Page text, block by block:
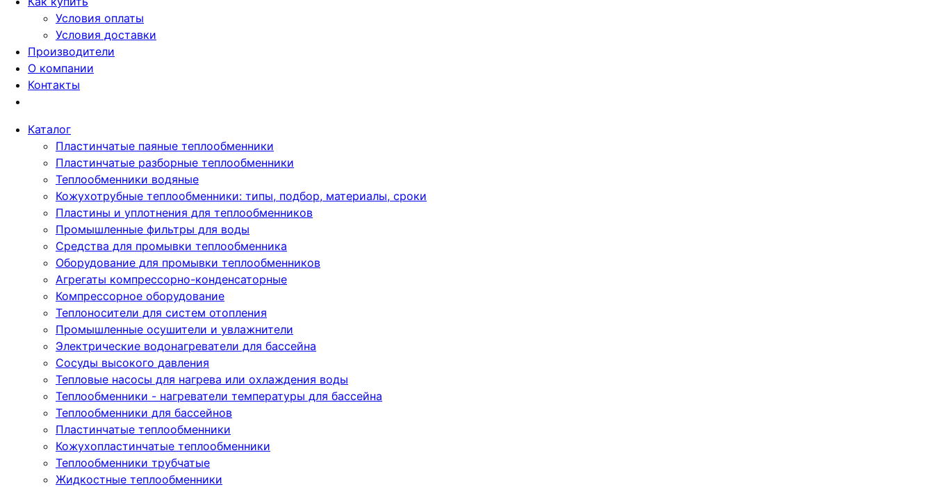
Условия оплаты
Условия доставки
Производители
О компании
Контакты
Каталог
Пластинчатые паяные теплообменники
Пластинчатые разборные теплообменники
Теплообменники водяные
Кожухотрубные теплообменники: типы, подбор, материалы, сроки
Пластины и уплотнения для теплообменников
Промышленные фильтры для воды
Средства для промывки теплообменника
Оборудование для промывки теплообменников
Агрегаты компрессорно-конденсаторные
Компрессорное оборудование
Теплоносители для систем отопления
Промышленные осушители и увлажнители
Электрические водонагреватели для бассейна
Сосуды высокого давления
Тепловые насосы для нагрева или охлаждения воды
Теплообменники - нагреватели температуры для бассейна
Теплообменники для бассейнов
Пластинчатые теплообменники
Кожухопластинчатые теплообменники
Теплообменники трубчатые
Жидкостные теплообменники